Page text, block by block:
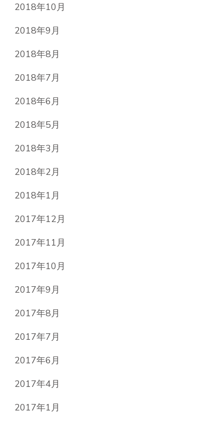
2018年10月
2018年9月
2018年8月
2018年7月
2018年6月
2018年5月
2018年3月
2018年2月
2018年1月
2017年12月
2017年11月
2017年10月
2017年9月
2017年8月
2017年7月
2017年6月
2017年4月
2017年1月